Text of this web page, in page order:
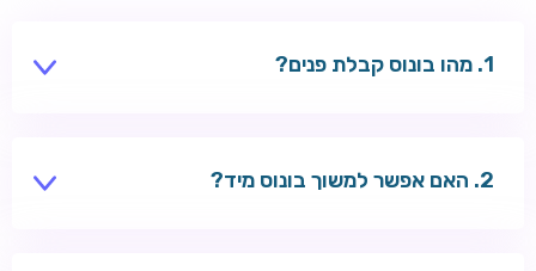
מהו בונוס קבלת פנים?
האם אפשר למשוך בונוס מיד?